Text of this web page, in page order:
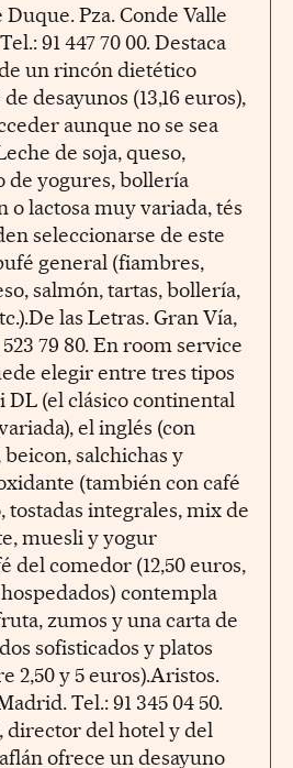
Pza. Conde Valle
91 447 70 00. Destaca
un rincón dietético
desayunos (13,16 euros),
aunque no se sea
de soja, queso,
de yogures, bollería
o lactosa muy variada, tés
seleccionarse de este
general (fiambres,
salmón, tartas, bollería,
las Letras. Gran Vía,
523 79 80. En room service
elegir entre tres tipos
DL (el clásico continental
el inglés (con
salchichas y
(también con café
tostadas integrales, mix de
muesli y yogur
del comedor (12,50 euros,
contempla
zumos y una carta de
sofisticados y platos
2,50 y 5 euros).Aristos.
Tel.: 91 345 04 50.
director del hotel y del
ofrece un desayuno